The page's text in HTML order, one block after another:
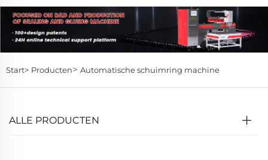
Start> Producten> Automatische schuimring machine
ALLE PRODUCTEN